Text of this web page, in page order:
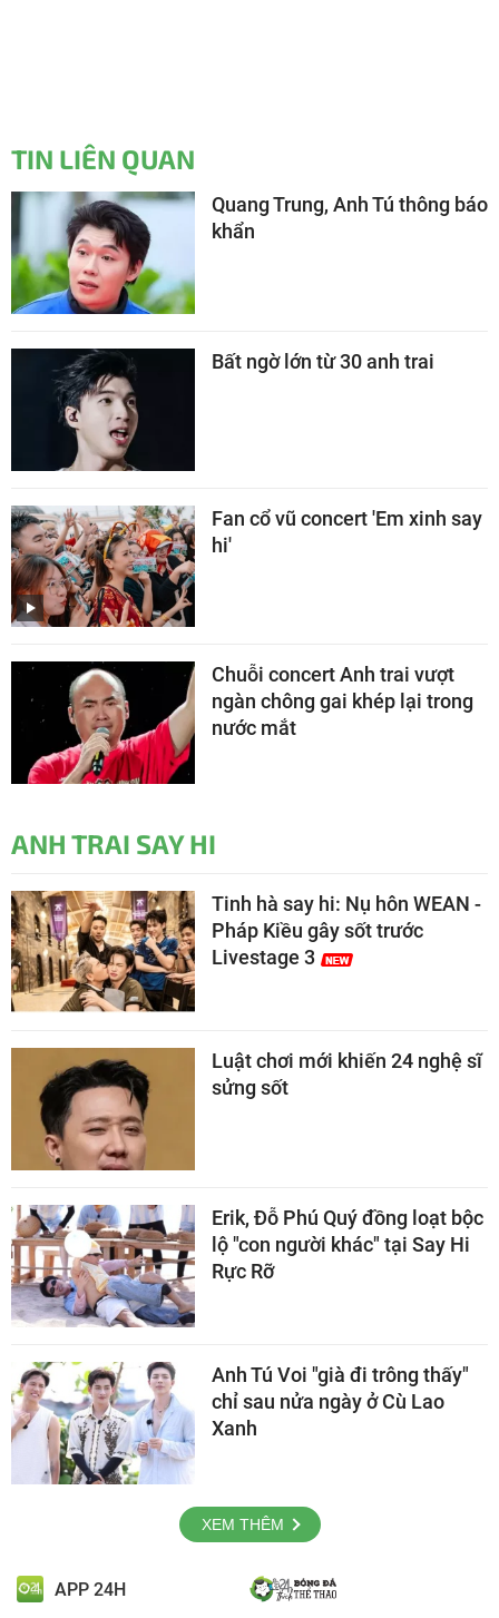
TIN LIÊN QUAN
Quang Trung, Anh Tú thông báo
khẩn
Bất ngờ lớn từ 30 anh trai
Fan cổ vũ concert 'Em xinh say
hi'
Chuỗi concert Anh trai vượt
ngàn chông gai khép lại trong
nước mắt
ANH TRAI SAY HI
Tinh hà say hi: Nụ hôn WEAN -
Pháp Kiều gây sốt trước
Livestage 3
Luật chơi mới khiến 24 nghệ sĩ
sửng sốt
Erik, Đỗ Phú Quý đồng loạt bộc
lộ "con người khác" tại Say Hi
Rực Rỡ
Anh Tú Voi "già đi trông thấy"
chỉ sau nửa ngày ở Cù Lao
Xanh
XEM THÊM
APP 24H